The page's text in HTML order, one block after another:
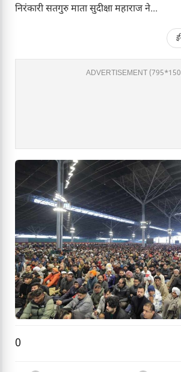
निरंकारी सतगुरु माता सुदीक्षा महाराज ने...
ADVERTISEMENT
0